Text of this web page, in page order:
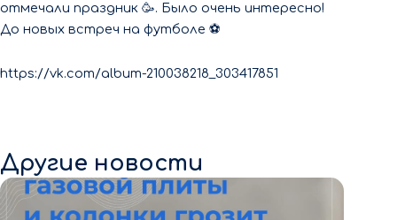
отмечали праздник 🥳. Было очень интересно!
До новых встреч на футболе ⚽️
https://vk.com/album-210038218_303417851
Другие новости
7 августа 2026